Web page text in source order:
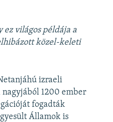
ez világos példája a
közel-keleti
izraeli
1200 ember
fogadták
Államok is